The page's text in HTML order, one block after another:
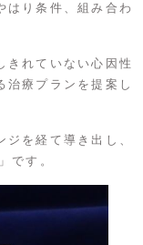
はり条件、組み合わ
きれていない心因性
治療プランを提案し
を経て導き出し、
です。